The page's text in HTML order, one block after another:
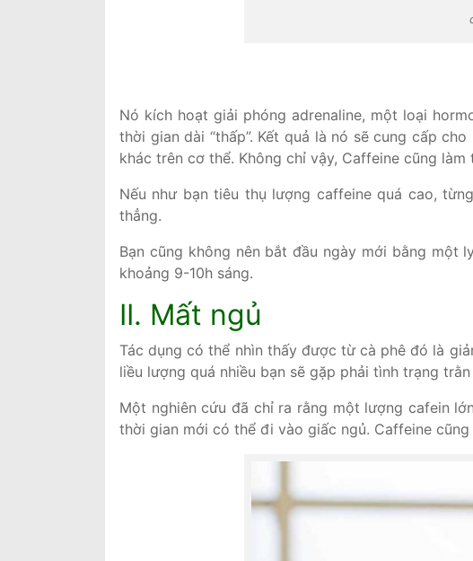
Nó kích hoạt giải phóng adrenaline, một loại
thời gian dài “thấp”. Kết quả là nó sẽ cung cấp
khác trên cơ thể. Không chỉ vậy, Caffeine cũng
Nếu như bạn tiêu thụ lượng caffeine quá cao,
thẳng.
Bạn cũng không nên bắt đầu ngày mới bằng một
khoảng 9-10h sáng.
II. Mất ngủ
Tác dụng có thể nhìn thấy được từ cà phê đó là
liều lượng quá nhiều bạn sẽ gặp phải tình trạng
Một nghiên cứu đã chỉ ra rằng một lượng cafein
thời gian mới có thể đi vào giấc ngủ. Caffeine